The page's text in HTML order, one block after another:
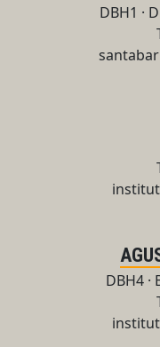
DBH1 ·
DBH4 ·